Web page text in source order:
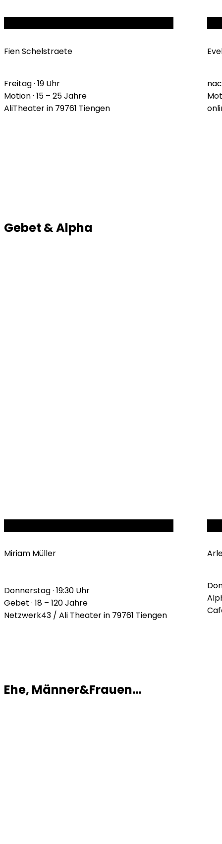
Fien Schelstraete
Freitag · 19 Uhr
Motion · 15 – 25 Jahre
AliTheater in 79761 Tiengen
Gebet & Alpha
Miriam Müller
Donnerstag · 19:30 Uhr
Gebet · 18 – 120 Jahre
Netzwerk43 / Ali Theater in 79761 Tiengen
Ehe, Männer&Frauen…